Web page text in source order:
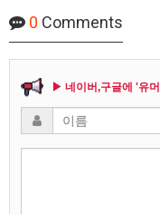
0 Comments
▶ 네이버,구글에 '유